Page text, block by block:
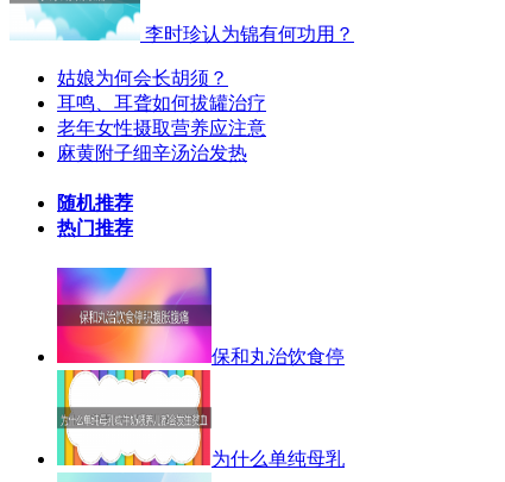
李时珍认为锦有何功用？
姑娘为何会长胡须？
耳鸣、耳聋如何拔罐治疗
老年女性摄取营养应注意
麻黄附子细辛汤治发热
随机推荐
热门推荐
保和丸治饮食停
为什么单纯母乳